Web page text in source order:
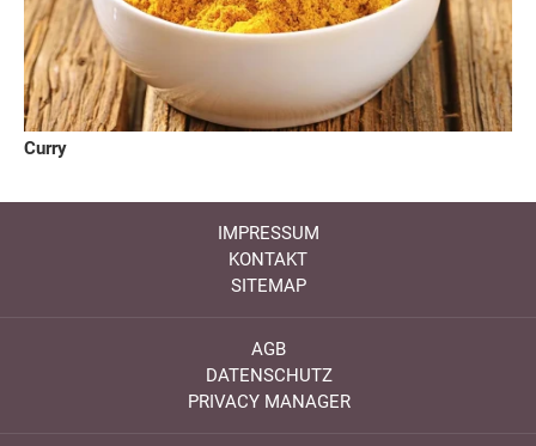
Curry
IMPRESSUM
KONTAKT
SITEMAP
AGB
DATENSCHUTZ
PRIVACY MANAGER